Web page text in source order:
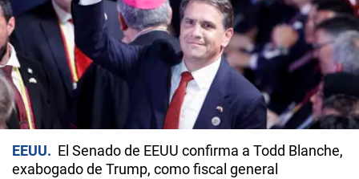
EEUU
El Senado de EEUU confirma a Todd Blanche,
exabogado de Trump, como fiscal general